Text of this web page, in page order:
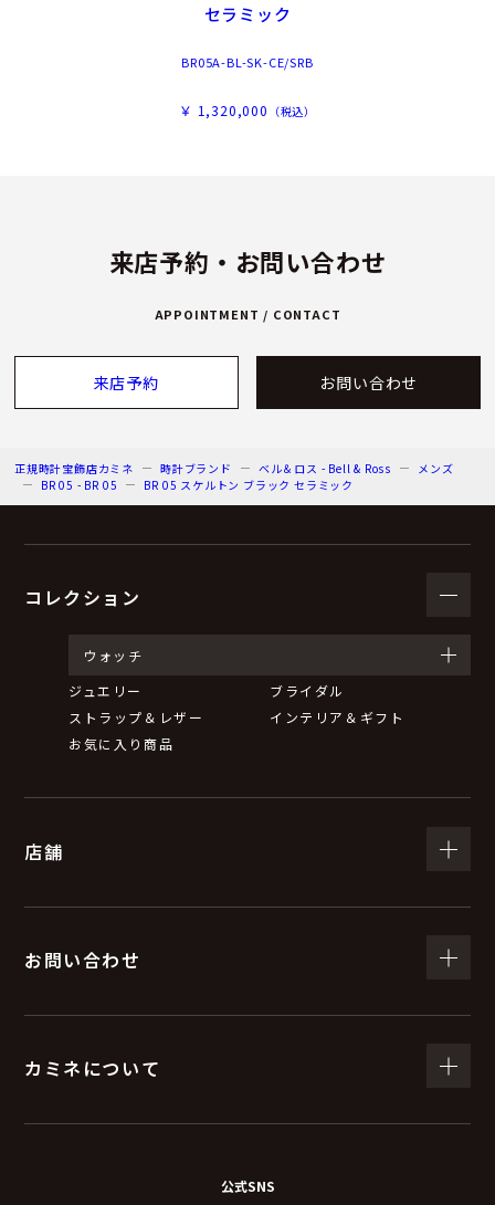
セラミック
BR05A-BL-SK-CE/SRB
￥ 1,320,000 （税込）
来店予約・お問い合わせ
APPOINTMENT / CONTACT
来店予約 お問い合わせ
正規時計宝飾店カミネ 時計ブランド ベル＆ロス - Bell & Ross
メンズ
BR 05 - BR 05
BR 05 スケルトン ブラック セラミック
コレクション
ウォッチ
ジュエリー
ブライダル
ストラップ＆レザー
インテリア＆ギフト
お気に入り商品
店舗
お問い合わせ
カミネについて
公式SNS